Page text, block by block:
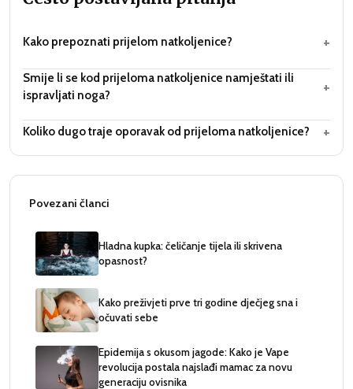
Kako prepoznati prijelom natkoljenice? +
Smije li se kod prijeloma natkoljenice namještati ili
ispravljati noga?
+
Koliko dugo traje oporavak od prijeloma natkoljenice? +
Povezani članci
Hladna kupka: čeličanje tijela ili skrivena
opasnost?
Kako preživjeti prve tri godine dječjeg sna i
očuvati sebe
Epidemija s okusom jagode: Kako je Vape
revolucija postala najslađi mamac za novu
generaciju ovisnika